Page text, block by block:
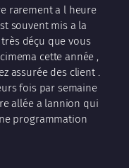
rarement a l heure
souvent mis a la
déçu que vous
cette année ,
assurée des client .
fois par semaine
allée a lannion qui
programmation